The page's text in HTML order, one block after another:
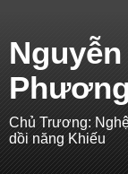
Phương
Chủ Trương:
dồi năng Khiếu